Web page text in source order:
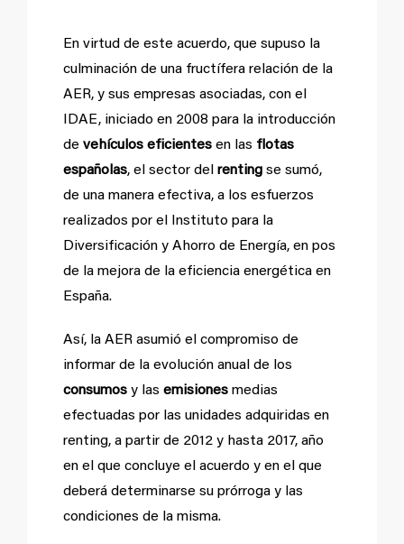
En virtud de este acuerdo, que supuso la
culminación de una fructífera relación de la
AER, y sus empresas asociadas, con el
IDAE, iniciado en 2008 para la introducción
de vehículos eficientes en las flotas
españolas, el sector del renting se sumó,
de una manera efectiva, a los esfuerzos
realizados por el Instituto para la
Diversificación y Ahorro de Energía, en pos
de la mejora de la eficiencia energética en
España.
Así, la AER asumió el compromiso de
informar de la evolución anual de los
consumos y las emisiones medias
efectuadas por las unidades adquiridas en
renting, a partir de 2012 y hasta 2017, año
en el que concluye el acuerdo y en el que
deberá determinarse su prórroga y las
condiciones de la misma.